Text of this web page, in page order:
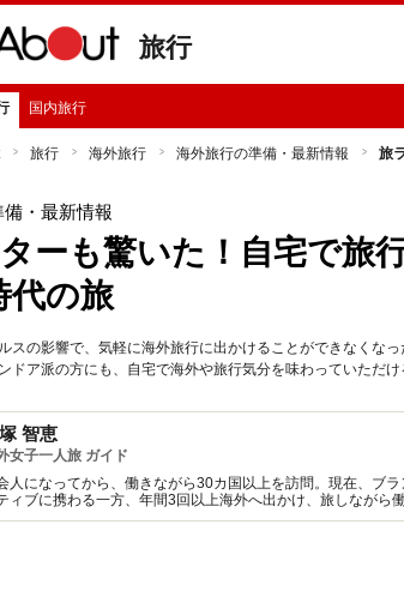
旅行
国内旅行
旅行 海外旅行 海外旅行の準備・最新情報 旅
・最新情報
ーも驚いた！自宅で旅
代の旅
スの影響で、気軽に海外旅行に出かけることができなくな
ドア派の方にも、自宅で海外や旅行気分を味わっていただけ
智恵
女子一人旅 ガイド
人になってから、働きながら30カ国以上を訪問。現在、ブ
ィブに携わる一方、年間3回以上海外へ出かけ、旅しなが
資格を取得し、世界中を旅しながらヨガも行っている。